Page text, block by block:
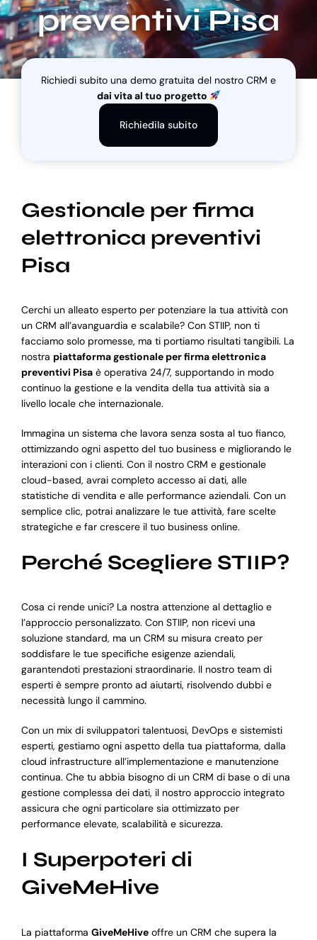
Blog
preventivi Pisa
Richiedi subito una demo gratuita del nostro CRM e
dai vita al tuo progetto
Richiedila subito
Gestionale per firma
elettronica preventivi
Pisa
Cerchi un alleato esperto per potenziare la tua attività con
un CRM all’avanguardia e scalabile? Con STIIP, non ti
facciamo solo promesse, ma ti portiamo risultati tangibili. La
nostra piattaforma gestionale per firma elettronica
preventivi Pisaè operativa 24/7, supportando in modo
continuo la gestione e la vendita della tua attività sia a
livello locale che internazionale.
Immagina un sistema che lavora senza sosta al tuo fianco,
ottimizzando ogni aspetto del tuo business e migliorando le
interazioni con i clienti. Con il nostro CRM e gestionale
cloud-based, avrai completo accesso ai dati, alle
statistiche di vendita e alle performance aziendali. Con un
semplice clic, potrai analizzare le tue attività, fare scelte
strategiche e far crescere il tuo business online.
Perché Scegliere STIIP?
Cosa ci rende unici? La nostra attenzione al dettaglio e
l’approccio personalizzato. Con STIIP, non ricevi una
soluzione standard, ma un CRM su misura creato per
soddisfare le tue specifiche esigenze aziendali,
garantendoti prestazioni straordinarie. Il nostro team di
esperti è sempre pronto ad aiutarti, risolvendo dubbi e
necessità lungo il cammino.
Con un mix di sviluppatori talentuosi, DevOps e sistemisti
esperti, gestiamo ogni aspetto della tua piattaforma, dalla
cloud infrastructure all’implementazione e manutenzione
continua. Che tu abbia bisogno di un CRM di base o di una
gestione complessa dei dati, il nostro approccio integrato
assicura che ogni particolare sia ottimizzato per
performance elevate, scalabilità e sicurezza.
I Superpoteri di
GiveMeHive
La piattaforma GiveMeHiveoffre un CRM che supera la